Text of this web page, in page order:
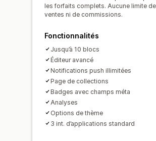
les forfaits complets. Aucune limite de
ventes ni de commissions.
Fonctionnalités
Jusqu’à 10 blocs
Éditeur avancé
Notifications push illimitées
Page de collections
Badges avec champs méta
Analyses
Options de thème
3 int. d’applications standard